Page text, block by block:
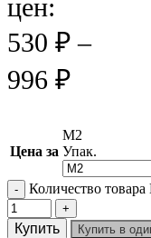
цен:
530 ₽ –
996 ₽
Цена за
М2
Упак.
Количество
Купить Купить в